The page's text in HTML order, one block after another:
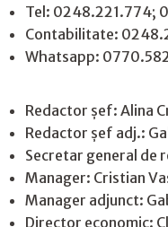
Tel: 0248.221.774;
Contabilitate:
Whatsapp:
Redactor șef: Alina
Redactor șef adj.:
Secretar general de
Manager: Cristian
Manager adjunct:
Director economic: